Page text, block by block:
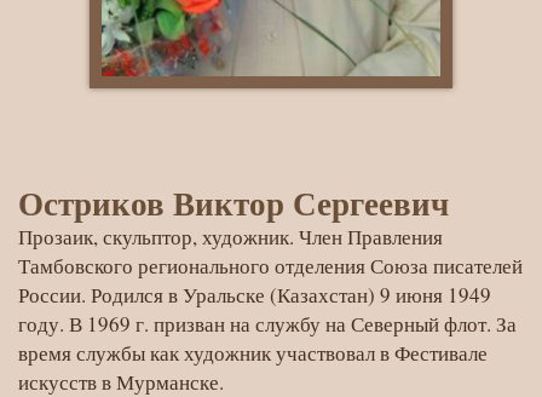
Остриков Виктор Сергеевич
Прозаик, скульптор, художник. Член Правления
Тамбовского регионального отделения Союза писателей
России. Родился в Уральске (Казахстан) 9 июня 1949
году. В 1969 г. призван на службу на Северный флот. За
время службы как художник участвовал в Фестивале
искусств в Мурманске.